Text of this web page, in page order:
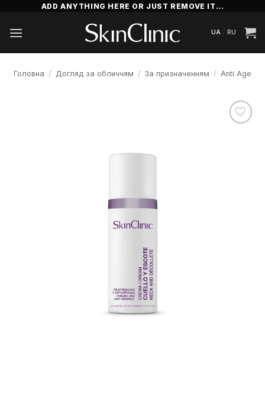
ПропуститиADD ANYTHING HERE OR JUST REMOVE IT...
UA / RU
Головна / Догляд за обличчям / За призначенням / Anti Age